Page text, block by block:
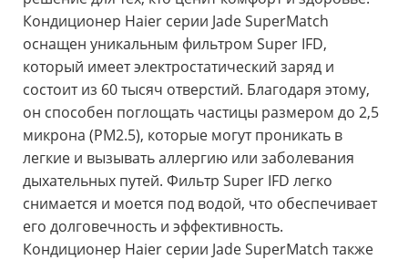
Кондиционер Haier серии Jade SuperMatch
оснащен уникальным фильтром Super IFD,
который имеет электростатический заряд и
состоит из 60 тысяч отверстий. Благодаря этому,
он способен поглощать частицы размером до 2,5
микрона (PM2.5), которые могут проникать в
легкие и вызывать аллергию или заболевания
дыхательных путей. Фильтр Super IFD легко
снимается и моется под водой, что обеспечивает
его долговечность и эффективность.
Кондиционер Haier серии Jade SuperMatch также